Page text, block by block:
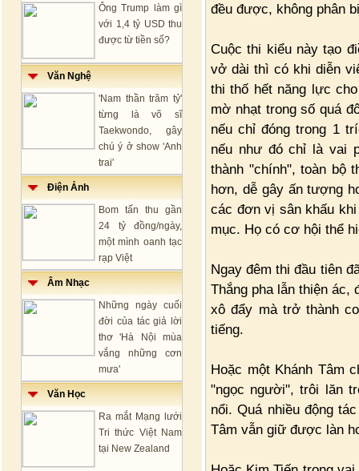
Ông Trump làm gì
với 1,4 tỷ USD thu
được từ tiền số?
Văn Nghệ
'Nam thần trăm tỷ'
từng là võ sĩ
Taekwondo, gây
chú ý ở show 'Anh
trai'
Điện Ảnh
Bom tấn thu gần
24 tỷ đồng/ngày,
một mình oanh tạc
rạp Việt
Âm Nhạc
Những ngày cuối
đời của tác giả lời
thơ 'Hà Nội mùa
vắng những cơn
mưa'
Văn Học
Ra mắt Mạng lưới
Tri thức Việt Nam
tại New Zealand
đều được, không phân
Cuộc thi kiểu này tạo
vở dài thì có khi diễn
thi thố hết năng lực
mờ nhạt trong số quá
nếu chỉ đóng trong 1
nếu như đó chỉ là vai
thành "chính", toàn bộ
hơn, dễ gây ấn tượng
các đơn vị sân khấu
mục. Họ có cơ hội thể
Ngay đêm thi đầu tiên
Thắng pha lẫn thiện ác,
xô đẩy mà trở thành
tiếng.
Hoặc một Khánh Tâm
"ngọc người", trôi lăn
nổi. Quá nhiều động
Tâm vẫn giữ được làn